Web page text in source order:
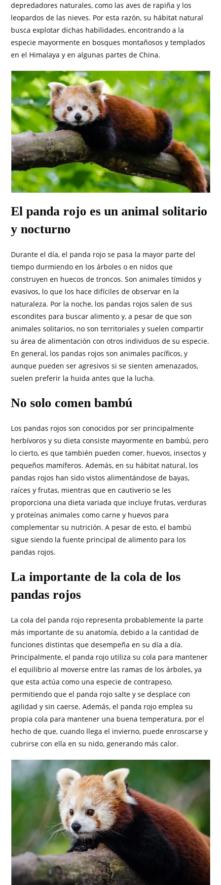
depredadores naturales, como las aves de rapiña y los
leopardos de las nieves. Por esta razón, su hábitat natural
busca explotar dichas habilidades, encontrando a la
especie mayormente en bosques montañosos y templados
en el Himalaya y en algunas partes de China.
El panda rojo es un animal solitario
y nocturno
Durante el día, el panda rojo se pasa la mayor parte del
tiempo durmiendo en los árboles o en nidos que
construyen en huecos de troncos. Son animales tímidos y
evasivos, lo que los hace difíciles de observar en la
naturaleza. Por la noche, los pandas rojos salen de sus
escondites para buscar alimento y, a pesar de que son
animales solitarios, no son territoriales y suelen compartir
su área de alimentación con otros individuos de su especie.
En general, los pandas rojos son animales pacíficos, y
aunque pueden ser agresivos si se sienten amenazados,
suelen preferir la huida antes que la lucha.
No solo comen bambú
Los pandas rojos son conocidos por ser principalmente
herbívoros y su dieta consiste mayormente en bambú, pero
lo cierto, es que también pueden comer, huevos, insectos y
pequeños mamíferos. Además, en su hábitat natural, los
pandas rojos han sido vistos alimentándose de bayas,
raíces y frutas, mientras que en cautiverio se les
proporciona una dieta variada que incluye frutas, verduras
y proteínas animales como carne y huevos para
complementar su nutrición. A pesar de esto, el bambú
sigue siendo la fuente principal de alimento para los
pandas rojos.
La importante de la cola de los
pandas rojos
La cola del panda rojo representa probablemente la parte
más importante de su anatomía, debido a la cantidad de
funciones distintas que desempeña en su día a día.
Principalmente, el panda rojo utiliza su cola para mantener
el equilibrio al moverse entre las ramas de los árboles, ya
que esta actúa como una especie de contrapeso,
permitiendo que el panda rojo salte y se desplace con
agilidad y sin caerse. Además, el panda rojo emplea su
propia cola para mantener una buena temperatura, por el
hecho de que, cuando llega el invierno, puede enroscarse y
cubrirse con ella en su nido, generando más calor.